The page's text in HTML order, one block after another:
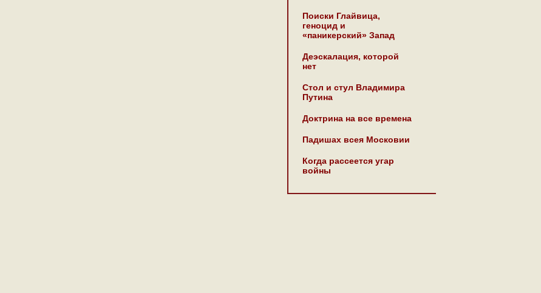
Поиски Глайвица,
геноцид и
«паникерский» Запад
Деэскалация, которой
нет
Стол и стул Владимира
Путина
Доктрина на все времена
Падишах всея Московии
Когда рассеется угар
войны